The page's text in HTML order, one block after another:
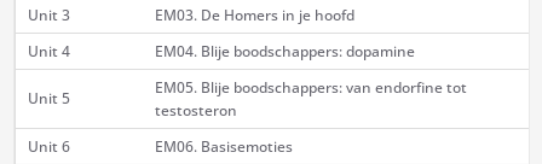
Unit 3
EM03. De Homers in je hoofd
Unit 4
EM04. Blije boodschappers: dopamine
Unit 5
EM05. Blije boodschappers: van endorfine tot
testosteron
Unit 6
EM06. Basisemoties